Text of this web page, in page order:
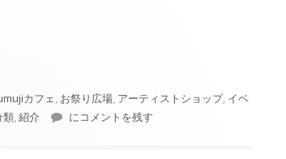
カフェ, お祭り広場, アーティストショップ, イベ
類,紹介 中之条町ふるさと交流センターつむじ [HD]
にコメントを残す